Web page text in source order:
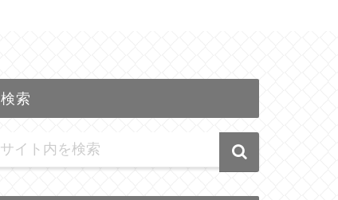
検索